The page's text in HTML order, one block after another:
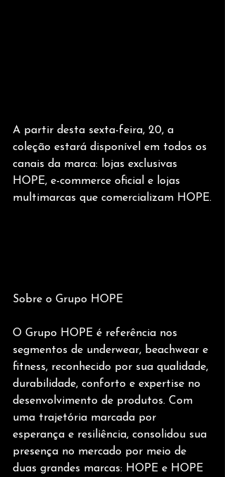
A partir desta sexta-feira, 20, a
coleção estará disponível em todos os
canais da marca: lojas exclusivas
HOPE, e-commerce oficial e lojas
multimarcas que comercializam HOPE.
Sobre o Grupo HOPE
O Grupo HOPE é referência nos
segmentos de underwear, beachwear e
fitness, reconhecido por sua qualidade,
durabilidade, conforto e expertise no
desenvolvimento de produtos. Com
uma trajetória marcada por
esperança e resiliência, consolidou sua
presença no mercado por meio de
duas grandes marcas: HOPE e HOPE